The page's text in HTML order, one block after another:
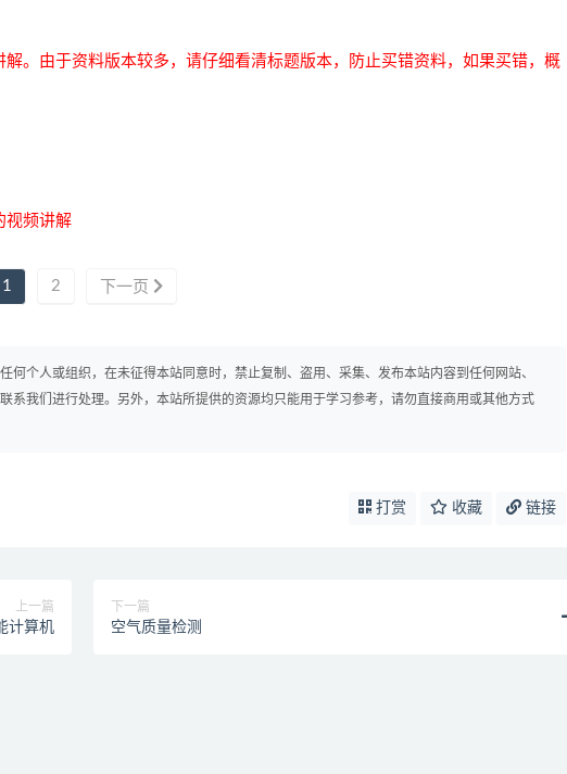
。由于资料版本较多，请仔细看清标题版本，防止买错资料，如果买错，概
视频讲解
1 2 下一页
何个人或组织，在未征得本站同意时，禁止复制、盗用、采集、发布本站内容到任何网站、
系我们进行处理。另外，本站所提供的资源均只能用于学习参考，请勿直接商用或其他方式
打赏 收藏 链接
上一篇
计算机
下一篇
空气质量检测